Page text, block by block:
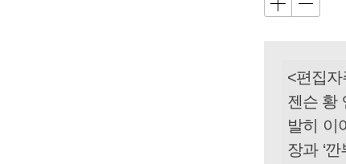
<편집자
젠슨 황
발히 이
장과 ‘